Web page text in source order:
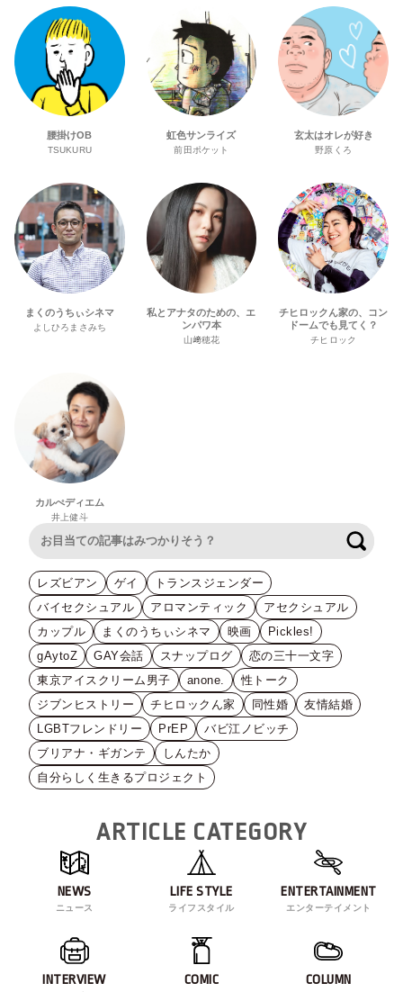
腰掛けOB
TSUKURU
虹色サンライズ
前田ポケット
玄太はオレが好き
野原くろ
まくのうちぃシネマ
よしひろまさみち
私とアナタのための、エ
ンパワ本
山﨑穂花
チヒロックん家の、コン
ドームでも見てく？
チヒロック
カルぺディエム
井上健斗
レズビアン ゲイ
トランスジェンダー
バイセクシュアル
アロマンティック
アセクシュアル
カップル
まくのうちぃシネマ 映画
Pickles!
gAytoZ
GAY会話 スナップログ
恋の三十一文字
東京アイスクリーム男子
anone.
性トーク
ジブンヒストリー
チヒロックん家 同性婚
友情結婚
LGBTフレンドリー
PrEP
バビ江ノビッチ
ブリアナ・ギガンテ
しんたか
自分らしく生きるプロジェクト
ARTICLE CATEGORY
NEWS
ニュース
LIFE STYLE
ライフスタイル
ENTERTAINMENT
エンターテイメント
INTERVIEW COMIC COLUMN